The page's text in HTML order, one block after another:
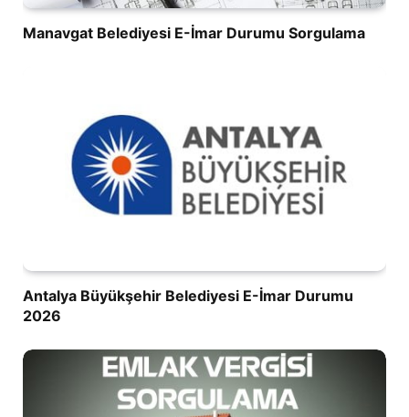
Manavgat Belediyesi E-İmar Durumu Sorgulama
Antalya Büyükşehir Belediyesi E-İmar Durumu
2026